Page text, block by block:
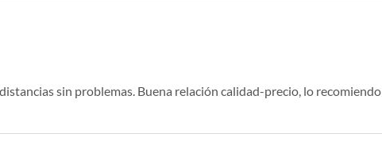
sin problemas. Buena relación calidad-precio, lo recomiendo